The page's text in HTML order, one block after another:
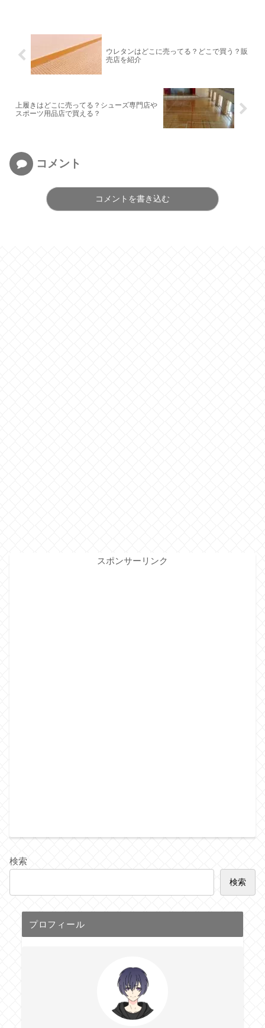
ウレタンはどこに売ってる？どこで買う？販
売店を紹介
上履きはどこに売ってる？シューズ専門店や
スポーツ用品店で買える？
コメント
コメントを書き込む
スポンサーリンク
検索
検索
プロフィール